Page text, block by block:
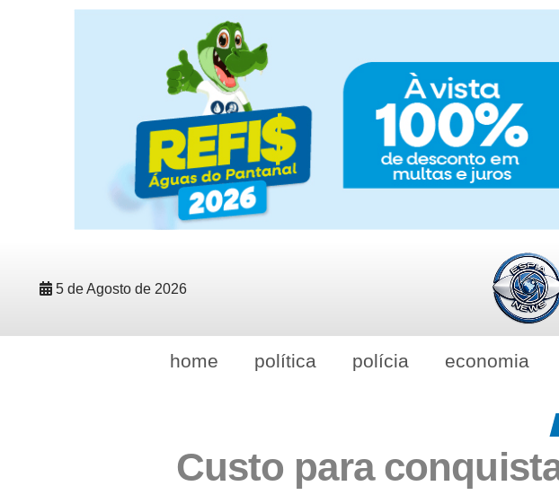
5 de Agosto de 2026
home política polícia economia
Custo para